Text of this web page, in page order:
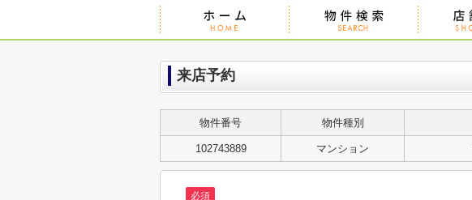
来店予約
物件番号 物件種別
102743889 マンション
必須